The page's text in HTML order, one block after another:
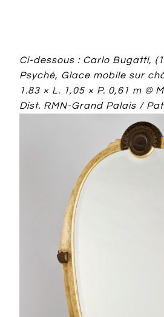
Ci-dessous : Carlo Bugatti,
Psyché, Glace mobile sur
1.83 × L. 1,05 × P. 0,61 m ©
Dist. RMN-Grand Palais /